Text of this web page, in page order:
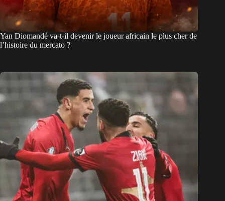
Yan Diomandé va-t-il devenir le joueur africain le plus cher de
l’histoire du mercato ?